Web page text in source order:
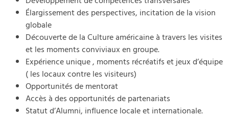
Élargissement des perspectives, incitation de la vision
globale
Découverte de la Culture américaine à travers les visites
et les moments conviviaux en groupe.
Expérience unique , moments récréatifs et jeux d’équipe
( les locaux contre les visiteurs)
Opportunités de mentorat
Accès à des opportunités de partenariats
Statut d’Alumni, influence locale et internationale.